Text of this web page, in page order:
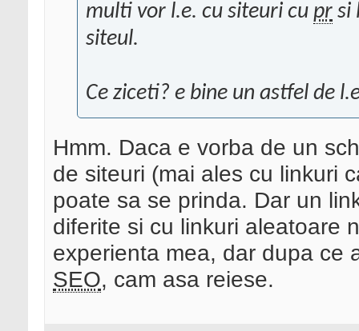
multi vor l.e. cu siteuri cu pr si
siteul.
Ce ziceti? e bine un astfel de
Hmm. Daca e vorba de un
de siteuri (mai ales cu linkuri
poate sa se prinda. Dar un
diferite si cu linkuri aleatoare
experienta mea, dar dupa ce
SEO, cam asa reiese.